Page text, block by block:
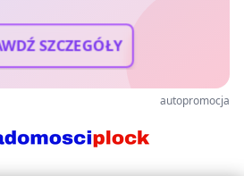
SZCZEGÓŁY
autopromocja